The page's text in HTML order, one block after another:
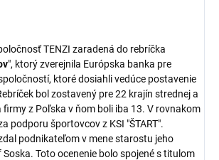
TENZI zaradená do rebríčka
", ktorý zverejnila Európska banka pre
ktoré dosiahli vedúce postavenie
bol zostavený pre 22 krajín strednej a
firmy z Poľska v ňom boli iba 13. V rovnakom
podporu športovcov z KSI "ŠTART".
podnikateľom v mene starostu jeho
Toto ocenenie bolo spojené s titulom